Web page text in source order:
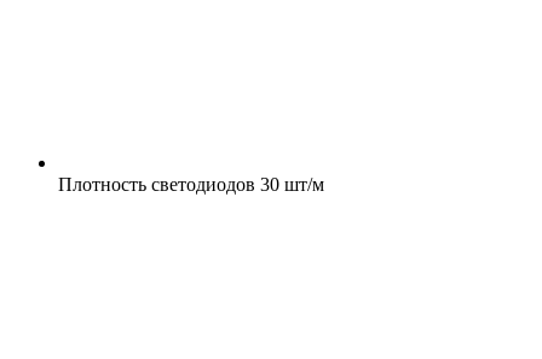
Плотность светодиодов 30 шт/м